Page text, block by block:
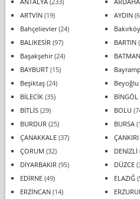
ARTVİN(19) AYDIN
Bahçelievler(24) Bakırköy
BALIKESİR (97) BARTIN
Başakşehir(24) BATMAN
BAYBURT(15)
Beşiktaş(24) Beyoğlu
BİLECİK(35) BİNGÖL
BİTLİS(29) BOLU
BURDUR (25) BURSA
ÇANAKKALE(37) ÇANKIRI
ÇORUM (32) DENİZLİ
DİYARBAKIR (95) DÜZCE
EDİRNE(49) ELAZIĞ
ERZİNCAN(14)